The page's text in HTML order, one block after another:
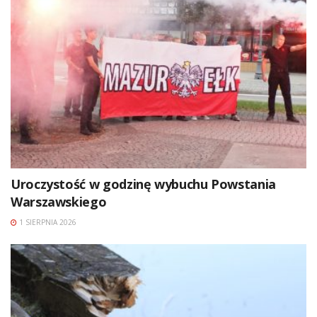
Uroczystość w godzinę wybuchu Powstania
Warszawskiego
1 SIERPNIA 2026